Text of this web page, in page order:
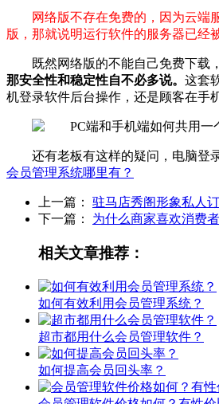
网络版不存在免费的，因为云端
版，那就说明运行软件的服务器已经
既然网络版的不能自己免费下载
那安全性和稳定性自不必多说。 这套
机登录软件后台操作，还是顾客在手
还有老板有这样的疑问，电脑登
会员管理系统哪里有？
上一篇： 驻马店秀阁形象私人
下一篇： 为什么商家喜欢消费
相关文章推荐：
如何有效利用会员管理系统？
超市都用什么会员管理软件？
如何提高会员回头率？